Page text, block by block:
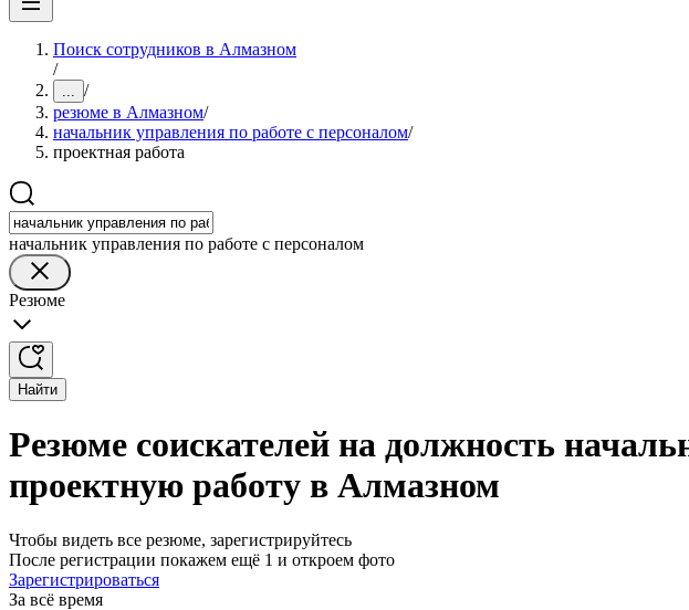
Поиск сотрудников в Алмазном
/
... /
резюме в Алмазном/
начальник управления по работе с персоналом/
проектная работа
начальник управления по работе с персоналом
Резюме
Найти
Резюме соискателей на должность
проектную работу в Алмазном
Чтобы видеть все резюме, зарегистрируйтесь
После регистрации покажем ещё 1 и откроем фото
Зарегистрироваться
За всё время